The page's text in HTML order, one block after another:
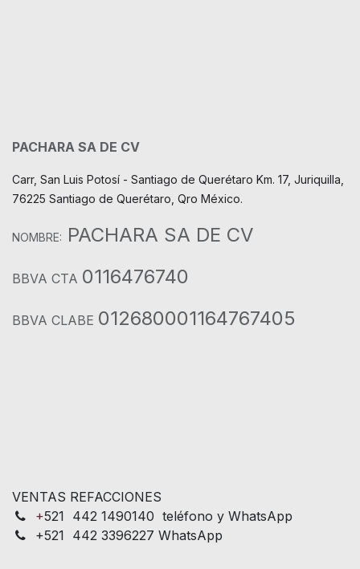
PACHARA SA DE CV
Carr, San Luis Potosí - Santiago de Querétaro Km. 17, Juriquilla,
76225 Santiago de Querétaro, Qro México.
NOMBRE: PACHARA SA DE CV
BBVA CTA 0116476740
BBVA CLABE 012680001164767405
VENTAS REFACCIONES
+521 442 1490140 teléfono y WhatsApp
+521 442 3396227 WhatsApp